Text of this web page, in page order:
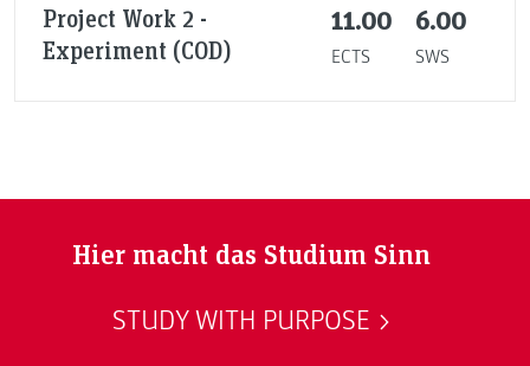
Project Work 2 -
Experiment (COD)
11.00
ECTS
6.00
SWS
Hier macht das Studium Sinn
STUDY WITH PURPOSE